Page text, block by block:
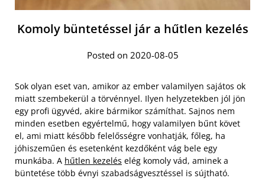
Komoly büntetéssel jár a hűtlen kezelés
Posted on 2020-08-05
Sok olyan eset van, amikor az ember valamilyen sajátos ok
miatt szembekerül a törvénnyel. Ilyen helyzetekben jól jön
egy profi ügyvéd, akire bármikor számíthat. Sajnos nem
minden esetben egyértelmű, hogy valamilyen bűnt követ
el, ami miatt később felelősségre vonhatják, főleg, ha
jóhiszeműen és esetenként kezdőként vág bele egy
munkába. A hűtlen kezelés elég komoly vád, aminek a
büntetése több évnyi szabadságvesztéssel is sújtható.